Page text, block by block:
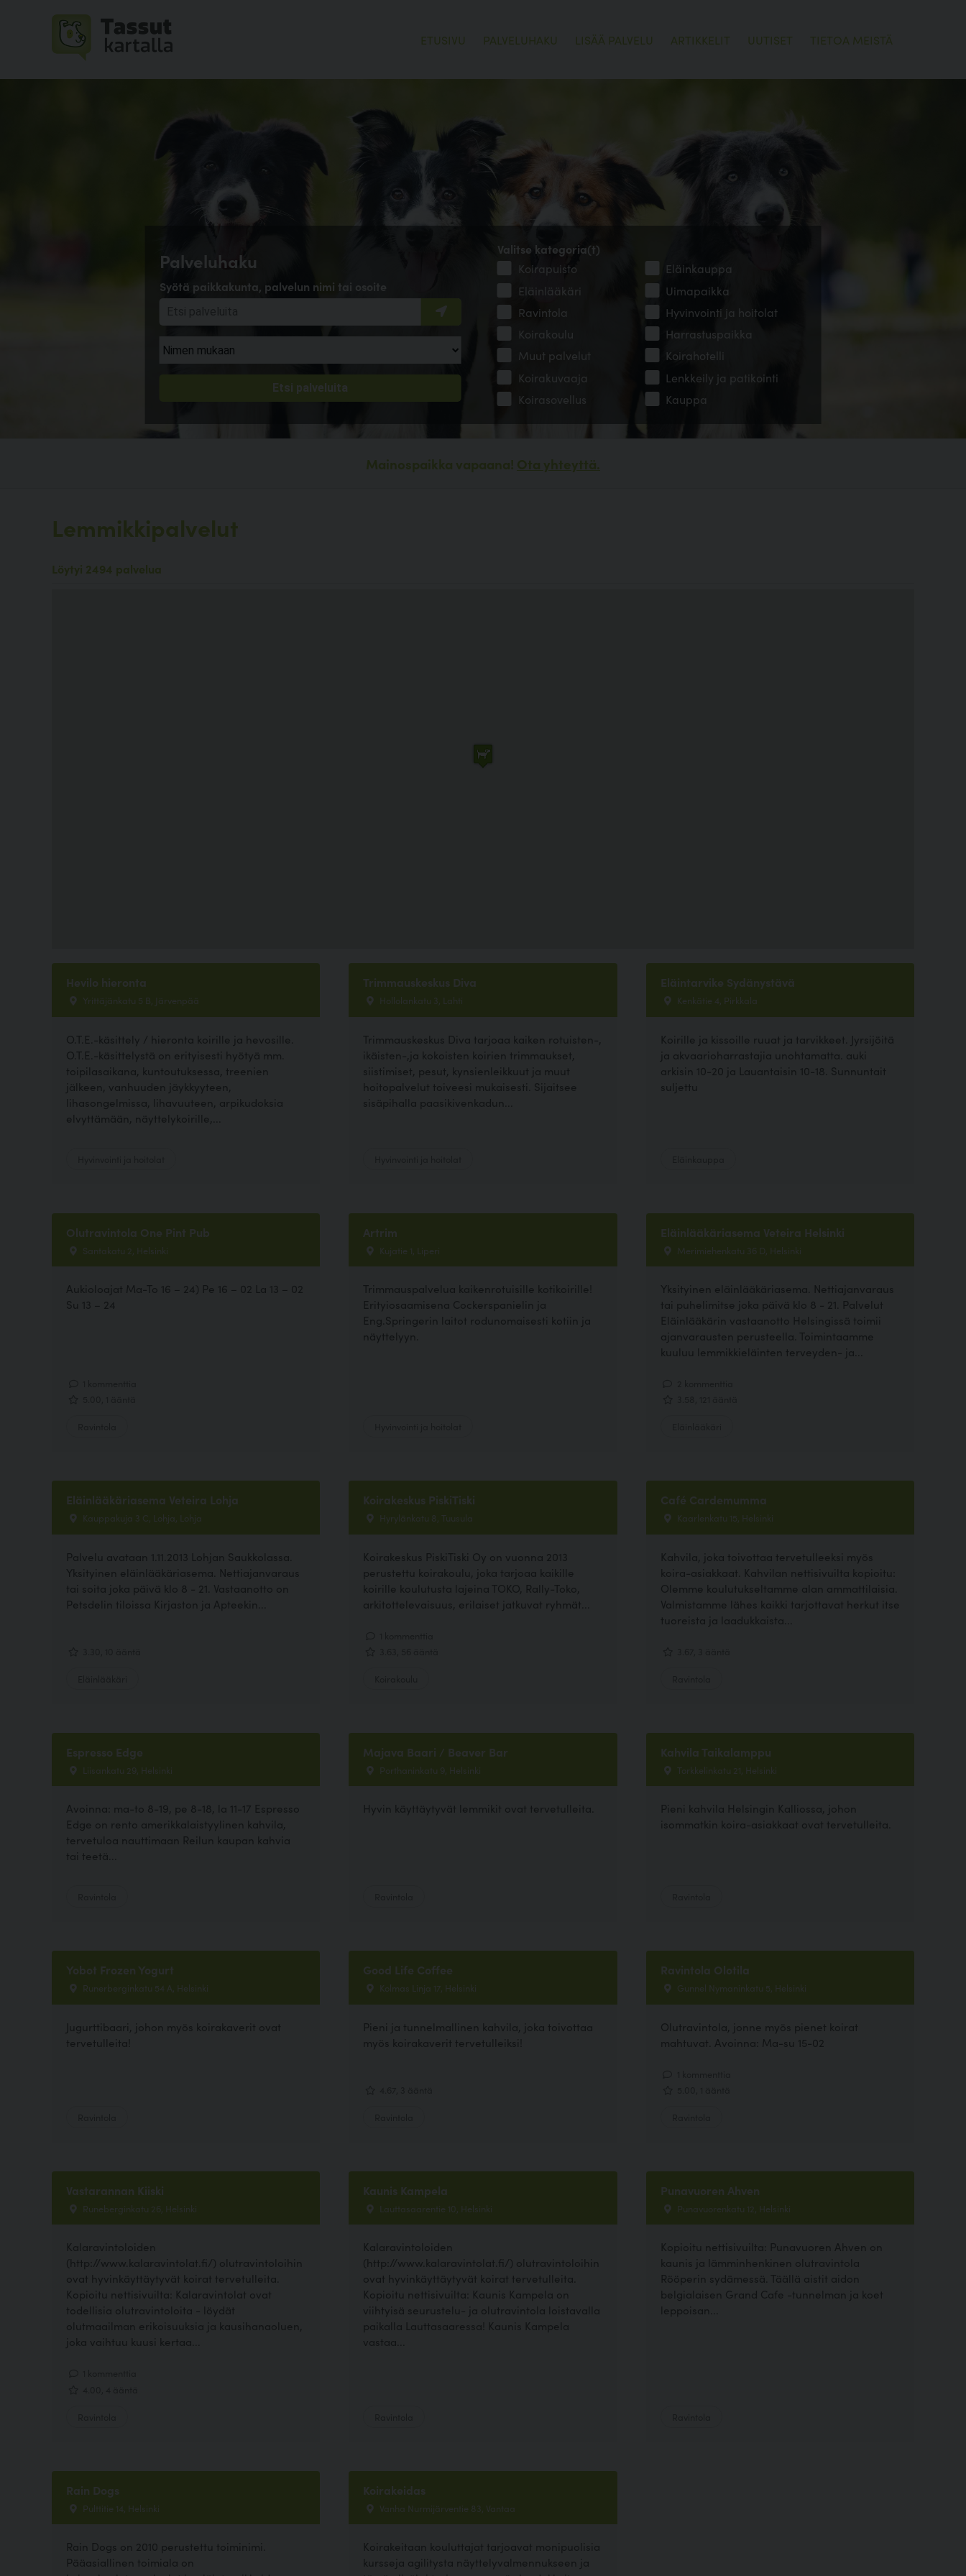
ETUSIVU PALVELUHAKU LISÄÄ PALVELU ARTIKKELIT UUTISET TIETOA MEISTÄ
Palveluhaku
Syötä paikkakunta, palvelun nimi tai osoite
Valitse kategoria(t)
Koirapuisto
Eläinkauppa
Eläinlääkäri
Uimapaikka
Ravintola
Hyvinvointi ja hoitolat
Koirakoulu
Harrastuspaikka
Muut palvelut
Koirahotelli
Koirakuvaaja
Lenkkeily ja patikointi
Koirasovellus
Kauppa
Mainospaikka vapaana! Ota yhteyttä.
Lemmikkipalvelut
Löytyi 2494 palvelua
Hevilo hieronta
Yrittäjänkatu 5 B, Järvenpää
O.T.E.-käsittely / hieronta koirille ja hevosille.
O.T.E.-käsittelystä on erityisesti hyötyä mm.
toipilasaikana, kuntoutuksessa, treenien
jälkeen, vanhuuden jäykkyyteen,
lihasongelmissa, lihavuuteen, arpikudoksia
elvyttämään, näyttelykoirille,...
Trimmauskeskus Diva
Hollolankatu 3, Lahti
Trimmauskeskus Diva tarjoaa kaiken rotuisten-,
ikäisten-,ja kokoisten koirien trimmaukset,
siistimiset, pesut, kynsienleikkuut ja muut
hoitopalvelut toiveesi mukaisesti. Sijaitsee
sisäpihalla paasikivenkadun...
Eläintarvike Sydänystävä
Kenkätie 4, Pirkkala
Koirille ja kissoille ruuat ja tarvikkeet. Jyrsijöitä
ja akvaarioharrastajia unohtamatta. auki
arkisin 10-20 ja Lauantaisin 10-18. Sunnuntait
suljettu
Olutravintola One Pint Pub
Santakatu 2, Helsinki
Aukioloajat Ma-To 16 – 24) Pe 16 – 02 La 13 – 02
Su 13 – 24
Artrim
Kujatie 1, Liperi
Trimmauspalvelua kaikenrotuisille kotikoirille!
Erityiosaamisena Cockerspanielin ja
Eng.Springerin laitot rodunomaisesti kotiin ja
näyttelyyn.
Eläinlääkäriasema Veteira Helsinki
Merimiehenkatu 36 D, Helsinki
Yksityinen eläinlääkäriasema. Nettiajanvaraus
tai puhelimitse joka päivä klo 8 - 21. Palvelut
Eläinlääkärin vastaanotto Helsingissä toimii
ajanvarausten perusteella. Toimintaamme
kuuluu lemmikkieläinten terveyden- ja...
Eläinlääkäriasema Veteira Lohja
Kauppakuja 3 C, Lohja, Lohja
Palvelu avataan 1.11.2013 Lohjan Saukkolassa.
Yksityinen eläinlääkäriasema. Nettiajanvaraus
tai soita joka päivä klo 8 - 21. Vastaanotto on
Petsdelin tiloissa Kirjaston ja Apteekin...
Koirakeskus PiskiTiski
Hyrylänkatu 8, Tuusula
Koirakeskus PiskiTiski Oy on vuonna 2013
perustettu koirakoulu, joka tarjoaa kaikille
koirille koulutusta lajeina TOKO, Rally-Toko,
arkitottelevaisuus, erilaiset jatkuvat ryhmät...
Café Cardemumma
Kaarlenkatu 15, Helsinki
Kahvila, joka toivottaa tervetulleeksi myös
koira-asiakkaat. Kahvilan nettisivuilta kopioitu:
Olemme koulutukseltamme alan ammattilaisia.
Valmistamme lähes kaikki tarjottavat herkut itse
tuoreista ja laadukkaista...
Espresso Edge
Liisankatu 29, Helsinki
Avoinna: ma-to 8-19, pe 8-18, la 11-17 Espresso
Edge on rento amerikkalaistyylinen kahvila,
tervetuloa nauttimaan Reilun kaupan kahvia
tai teetä...
Majava Baari / Beaver Bar
Porthaninkatu 9, Helsinki
Hyvin käyttäytyvät lemmikit ovat tervetulleita.
Kahvila Taikalamppu
Torkkelinkatu 21, Helsinki
Pieni kahvila Helsingin Kalliossa, johon
isommatkin koira-asiakkaat ovat tervetulleita.
Yobot Frozen Yogurt
Runerberginkatu 54 A, Helsinki
Jugurttibaari, johon myös koirakaverit ovat
tervetulleita!
Good Life Coffee
Kolmas Linja 17, Helsinki
Pieni ja tunnelmallinen kahvila, joka toivottaa
myös koirakaverit tervetulleiksi!
Ravintola Olotila
Gunnel Nymaninkatu 5, Helsinki
Olutravintola, jonne myös pienet koirat
mahtuvat. Avoinna: Ma-su 15-02
Vastarannan Kiiski
Runeberginkatu 26, Helsinki
Kalaravintoloiden
(http://www.kalaravintolat.fi/) olutravintoloihin
ovat hyvinkäyttäytyvät koirat tervetulleita.
Kopioitu nettisivuilta: Kalaravintolat ovat
todellisia olutravintoloita - löydät
olutmaailman erikoisuuksia ja kausihanaoluen,
joka vaihtuu kuusi kertaa...
Kaunis Kampela
Lauttasaarentie 10, Helsinki
Kalaravintoloiden
(http://www.kalaravintolat.fi/) olutravintoloihin
ovat hyvinkäyttäytyvät koirat tervetulleita.
Kopioitu nettisivuilta: Kaunis Kampela on
viihtyisä seurustelu- ja olutravintola loistavalla
paikalla Lauttasaaressa! Kaunis Kampela
vastaa...
Punavuoren Ahven
Punavuorenkatu 12, Helsinki
Kopioitu nettisivuilta: Punavuoren Ahven on
kaunis ja lämminhenkinen olutravintola
Rööperin sydämessä. Täällä aistit aidon
belgialaisen Grand Cafe -tunnelman ja koet
leppoisan...
Rain Dogs
Pulttitie 14, Helsinki
Rain Dogs on 2010 perustettu toiminimi.
Pääasiallinen toimiala on
Koirakeidas
Vanha Nurmijärventie 83, Vantaa
Koirakeitaan kouluttajat tarjoavat monipuolisia
kursseja agilitysta näyttelyvalmennukseen ja